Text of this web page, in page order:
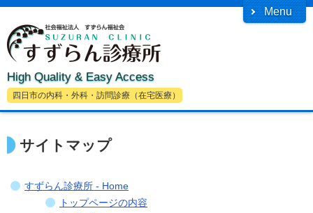
High Quality & Easy Access
四日市の内科・外科・訪問診療（在宅医療）
Menu
サイトマップ
すずらん診療所 - Home
トップページの内容